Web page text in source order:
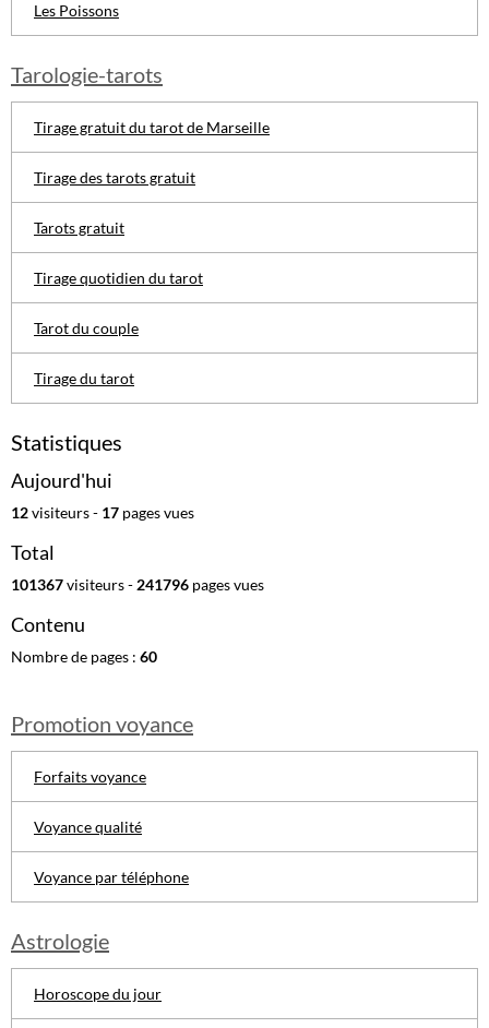
Les Poissons
Tarologie-tarots
Tirage gratuit du tarot de Marseille
Tirage des tarots gratuit
Tarots gratuit
Tirage quotidien du tarot
Tarot du couple
Tirage du tarot
Statistiques
Aujourd'hui
12visiteurs - 17 pages vues
Total
101367visiteurs - 241796 pages vues
Contenu
Nombre de pages : 60
Promotion voyance
Forfaits voyance
Voyance qualité
Voyance par téléphone
Astrologie
Horoscope du jour